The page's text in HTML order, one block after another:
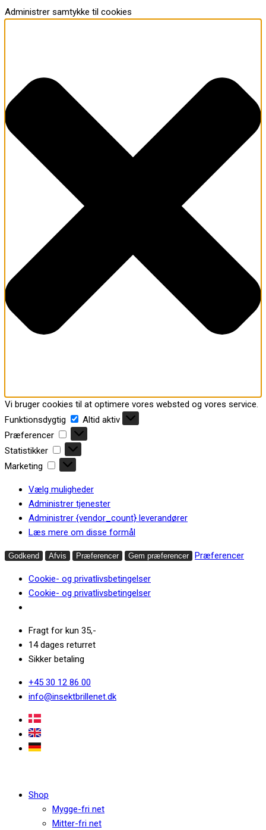
Administrer samtykke til cookies
Vi bruger cookies til at optimere vores websted og vores service.
Funktionsdygtig
Funktionsdygtig
Altid aktiv
Præferencer
Præferencer
Statistikker
Statistikker
Marketing
Marketing
Vælg muligheder
Administrer tjenester
Administrer {vendor_count} leverandører
Læs mere om disse formål
Godkend Afvis Præferencer Gem præferencer Præferencer
Cookie- og privatlivsbetingelser
Cookie- og privatlivsbetingelser
Fragt for kun 35,-
14 dages returret
Sikker betaling
+45 30 12 86 00
info@insektbrillenet.dk
Shop
Mygge-fri net
Mitter-fri net